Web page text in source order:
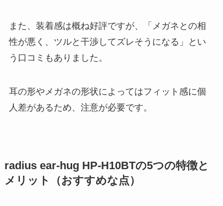
また、装着感は概ね好評ですが、「メガネとの相
性が悪く、ツルと干渉してズレそうになる」とい
う口コミもありました。
耳の形やメガネの形状によってはフィット感に個
人差があるため、注意が必要です。
radius ear-hug HP-H10BTの5つの特徴と
メリット（おすすめな点）